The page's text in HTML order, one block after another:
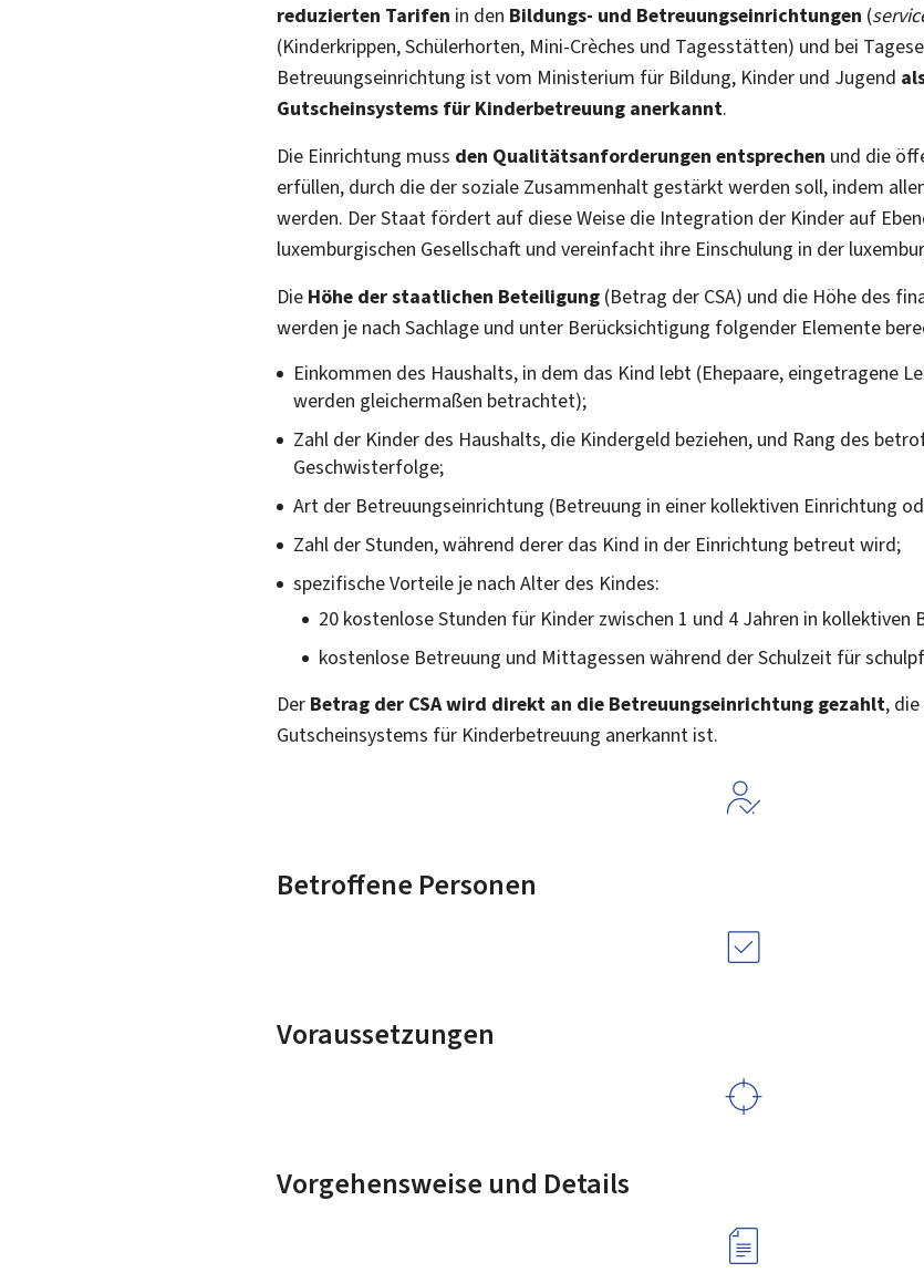
reduzierten Tarifen in den Bildungs- und Betreuungseinrichtungen (
(Kinderkrippen, Schülerhorten, Mini-Crèches und Tagesstätten) und bei
Betreuungseinrichtung ist vom Ministerium für Bildung, Kinder und Jugend
Gutscheinsystems für Kinderbetreuung anerkannt.
Die Einrichtung muss den Qualitätsanforderungen entsprechen und die
erfüllen, durch die der soziale Zusammenhalt gestärkt werden soll, indem
werden. Der Staat fördert auf diese Weise die Integration der Kinder auf
luxemburgischen Gesellschaft und vereinfacht ihre Einschulung in der
Die Höhe der staatlichen Beteiligung (Betrag der CSA) und die Höhe des
werden je nach Sachlage und unter Berücksichtigung folgender Elemente
Einkommen des Haushalts, in dem das Kind lebt (Ehepaare, eingetragene
werden gleichermaßen betrachtet);
Zahl der Kinder des Haushalts, die Kindergeld beziehen, und Rang des
Geschwisterfolge;
Art der Betreuungseinrichtung (Betreuung in einer kollektiven Einrichtung
Zahl der Stunden, während derer das Kind in der Einrichtung betreut wird;
spezifische Vorteile je nach Alter des Kindes:
20 kostenlose Stunden für Kinder zwischen 1 und 4 Jahren in kollektiven
kostenlose Betreuung und Mittagessen während der Schulzeit für
Der Betrag der CSA wird direkt an die Betreuungseinrichtung gezahlt,
Gutscheinsystems für Kinderbetreuung anerkannt ist.
Betroffene Personen
Voraussetzungen
Vorgehensweise und Details